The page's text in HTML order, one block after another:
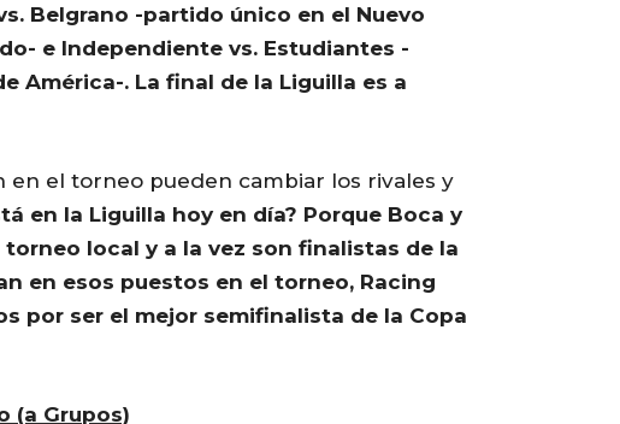
Belgrano -partido único en el Nuevo
e Independiente vs. Estudiantes -
América-. La final de la Liguilla es a
en el torneo pueden cambiar los rivales y
en la Liguilla hoy en día? Porque Boca y
torneo local y a la vez son finalistas de la
en esos puestos en el torneo, Racing
por ser el mejor semifinalista de la Copa
(a Grupos)